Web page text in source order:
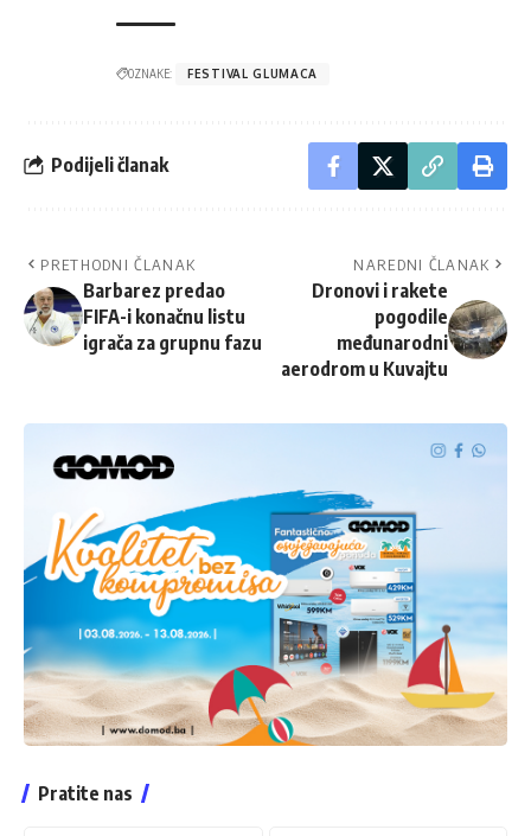
OZNAKE: FESTIVAL GLUMACA
Podijeli članak
PRETHODNI ČLANAK
Barbarez predao
FIFA-i konačnu listu
igrača za grupnu fazu
NAREDNI ČLANAK
Dronovi i rakete
pogodile
međunarodni
aerodrom u Kuvajtu
Pratite nas